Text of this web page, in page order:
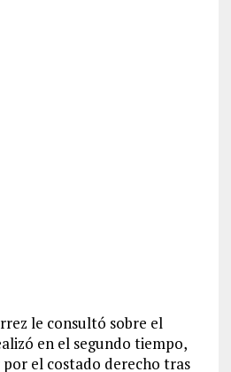
le consultó sobre el
en el segundo tiempo,
el costado derecho tras